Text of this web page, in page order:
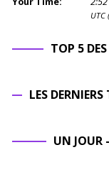
UTC
TOP 5
LES
UN JOUR